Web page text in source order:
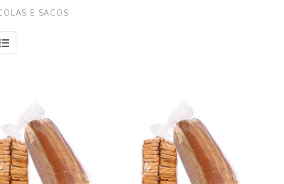
E SACOS